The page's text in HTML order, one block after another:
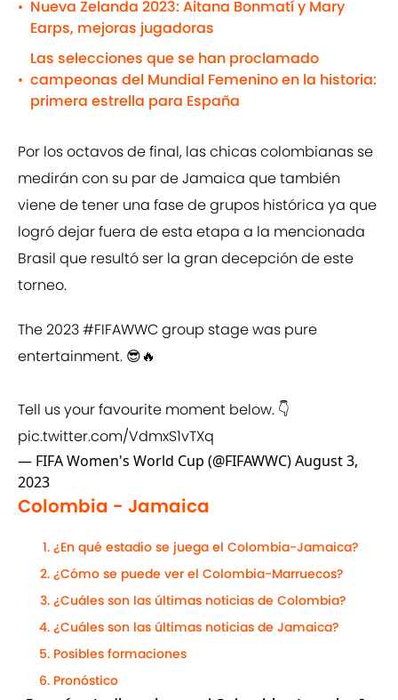
• Nueva Zelanda 2023: Aitana Bonmatí y Mary
Earps, mejoras jugadoras
•
Las selecciones que se han proclamado
campeonas del Mundial Femenino en la historia:
primera estrella para España
Por los octavos de final, las chicas colombianas se
medirán con su par de Jamaica que también
viene de tener una fase de grupos histórica ya que
logró dejar fuera de esta etapa a la mencionada
Brasil que resultó ser la gran decepción de este
torneo.
The 2023#FIFAWWCgroup stage was pure
entertainment. 😎🔥
Tell us your favourite moment below. 👇
pic.twitter.com/VdmxS1vTXq
— FIFA Women's World Cup (@FIFAWWC)August 3,
2023
Colombia - Jamaica
¿En qué estadio se juega el Colombia-Jamaica?
¿Cómo se puede ver el Colombia-Marruecos?
¿Cuáles son las últimas noticias de Colombia?
¿Cuáles son las últimas noticias de Jamaica?
Posibles formaciones
Pronóstico